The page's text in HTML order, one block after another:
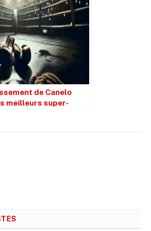
de Canelo
meilleurs super-